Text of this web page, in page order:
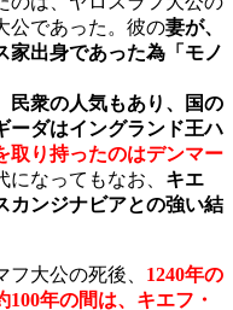
公であった。彼の妻が、
家出身であった為「モノ
民衆の人気もあり、国の
ーダはイングランド王ハ
取り持ったのはデンマー
なってもなお、 キエ
カンジナビアとの強い結
大公の死後、 1240年の
年の間は、 キエフ・